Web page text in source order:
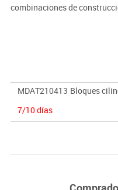
combinaciones de
MDAT210413 Bloques
7/10 días